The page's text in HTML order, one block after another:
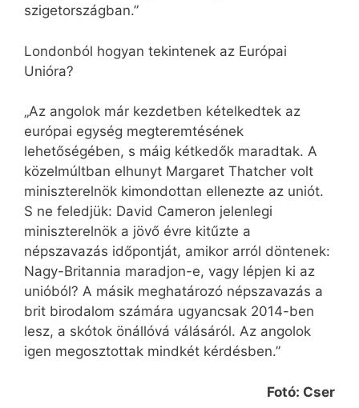
szigetországban.”
Londonból hogyan tekintenek az Európai
Unióra?
„Az angolok már kezdetben kételkedtek az
európai egység megteremtésének
lehetőségében, s máig kétkedők maradtak. A
közelmúltban elhunyt Margaret Thatcher volt
miniszterelnök kimondottan ellenezte az uniót.
S ne feledjük: David Cameron jelenlegi
miniszterelnök a jövő évre kitűzte a
népszavazás időpontját, amikor arról döntenek:
Nagy-Britannia maradjon-e, vagy lépjen ki az
unióból? A másik meghatározó népszavazás a
brit birodalom számára ugyancsak 2014-ben
lesz, a skótok önállóvá válásáról. Az angolok
igen megosztottak mindkét kérdésben.”
Fotó: Cser